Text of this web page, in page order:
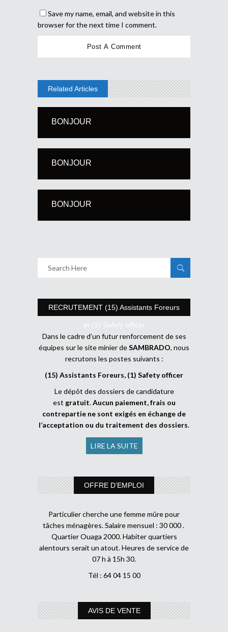
Save my name, email, and website in this
browser for the next time I comment.
Related Articles
BONJOUR
BONJOUR
BONJOUR
RECRUTEMENT (15) Assistants Foreurs
et (1) Safety officer
Dans le cadre d’un futur renforcement de ses
équipes sur le site minier deSAMBRADO, nous
recrutons les postes suivants :
(15) Assistants Foreurs, (1) Safety officer
Le dépôt des dossiers de candidature
est gratuit.Aucun paiement, frais ou
contrepartie ne sont exigés en échange de
l’acceptation ou du traitement des dossiers.
LIRE LA SUITE
OFFRE D’EMPLOI
Particulier cherche une femme mûre pour
tâches ménagères. Salaire mensuel : 30 000 .
Quartier Ouaga 2000. Habiter quartiers
alentours serait un atout. Heures de service de
07 h à 15h 30.
Tél : 64 04 15 00
AVIS DE VENTE